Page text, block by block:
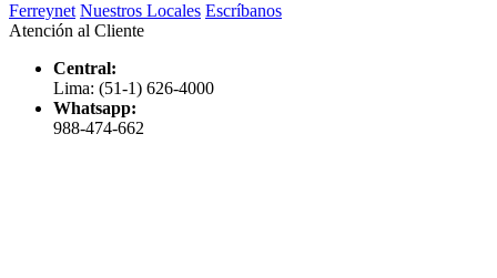
Ferreynet Nuestros Locales Escríbanos
Atención al Cliente
Central:
Lima: (51-1) 626-4000
Whatsapp:
988-474-662